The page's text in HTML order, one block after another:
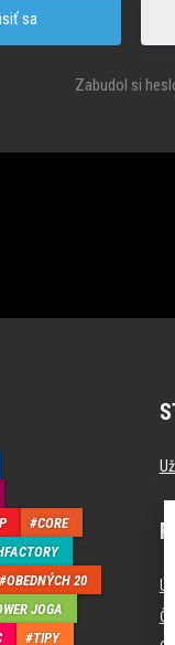
Zabudol si
CORE
OBEDNÝCH 20
JOGA
TIPY